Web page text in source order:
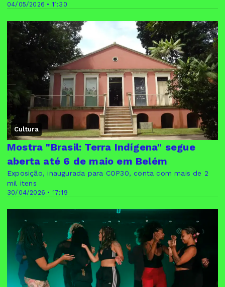
04/05/2026 • 11:30
Cultura
30/04/2026 • 17:19
Mostra "Brasil: Terra Indígena" segue
aberta até 6 de maio em Belém
Exposição, inaugurada para COP30, conta com mais de 2
mil itens